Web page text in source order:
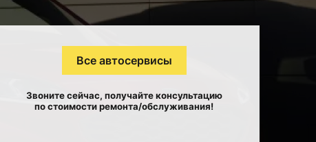
Все автосервисы
Звоните сейчас, получайте консультацию
по стоимости ремонта/обслуживания!